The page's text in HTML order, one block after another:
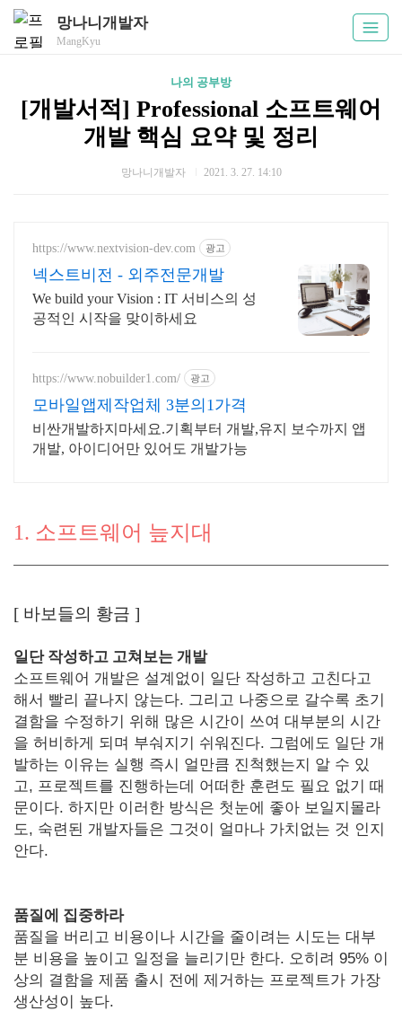
망나니개발자
MangKyu
나의 공부방
[개발서적] Professional 소프트웨어
개발 핵심 요약 및 정리
망나니개발자 2021. 3. 27. 14:10
https://www.nextvision-dev.com 광고
넥스트비전 - 외주전문개발
We build your Vision : IT 서비스의 성
공적인 시작을 맞이하세요
https://www.nobuilder1.com/ 광고
모바일앱제작업체 3분의1가격
비싼개발하지마세요.기획부터 개발,유지 보수까지 앱
개발, 아이디어만 있어도 개발가능
1. 소프트웨어 늪지대
[ 바보들의 황금 ]
일단 작성하고 고쳐보는 개발
소프트웨어 개발은 설계없이 일단 작성하고 고친다고
해서 빨리 끝나지 않는다. 그리고 나중으로 갈수록 초기
결함을 수정하기 위해 많은 시간이 쓰여 대부분의 시간
을 허비하게 되며 부숴지기 쉬워진다. 그럼에도 일단 개
발하는 이유는 실행 즉시 얼만큼 진척했는지 알 수 있
고, 프로젝트를 진행하는데 어떠한 훈련도 필요 없기 때
문이다. 하지만 이러한 방식은 첫눈에 좋아 보일지몰라
도, 숙련된 개발자들은 그것이 얼마나 가치없는 것 인지
안다.
품질에 집중하라
품질을 버리고 비용이나 시간을 줄이려는 시도는 대부
분 비용을 높이고 일정을 늘리기만 한다. 오히려 95% 이
상의 결함을 제품 출시 전에 제거하는 프로젝트가 가장
생산성이 높다.